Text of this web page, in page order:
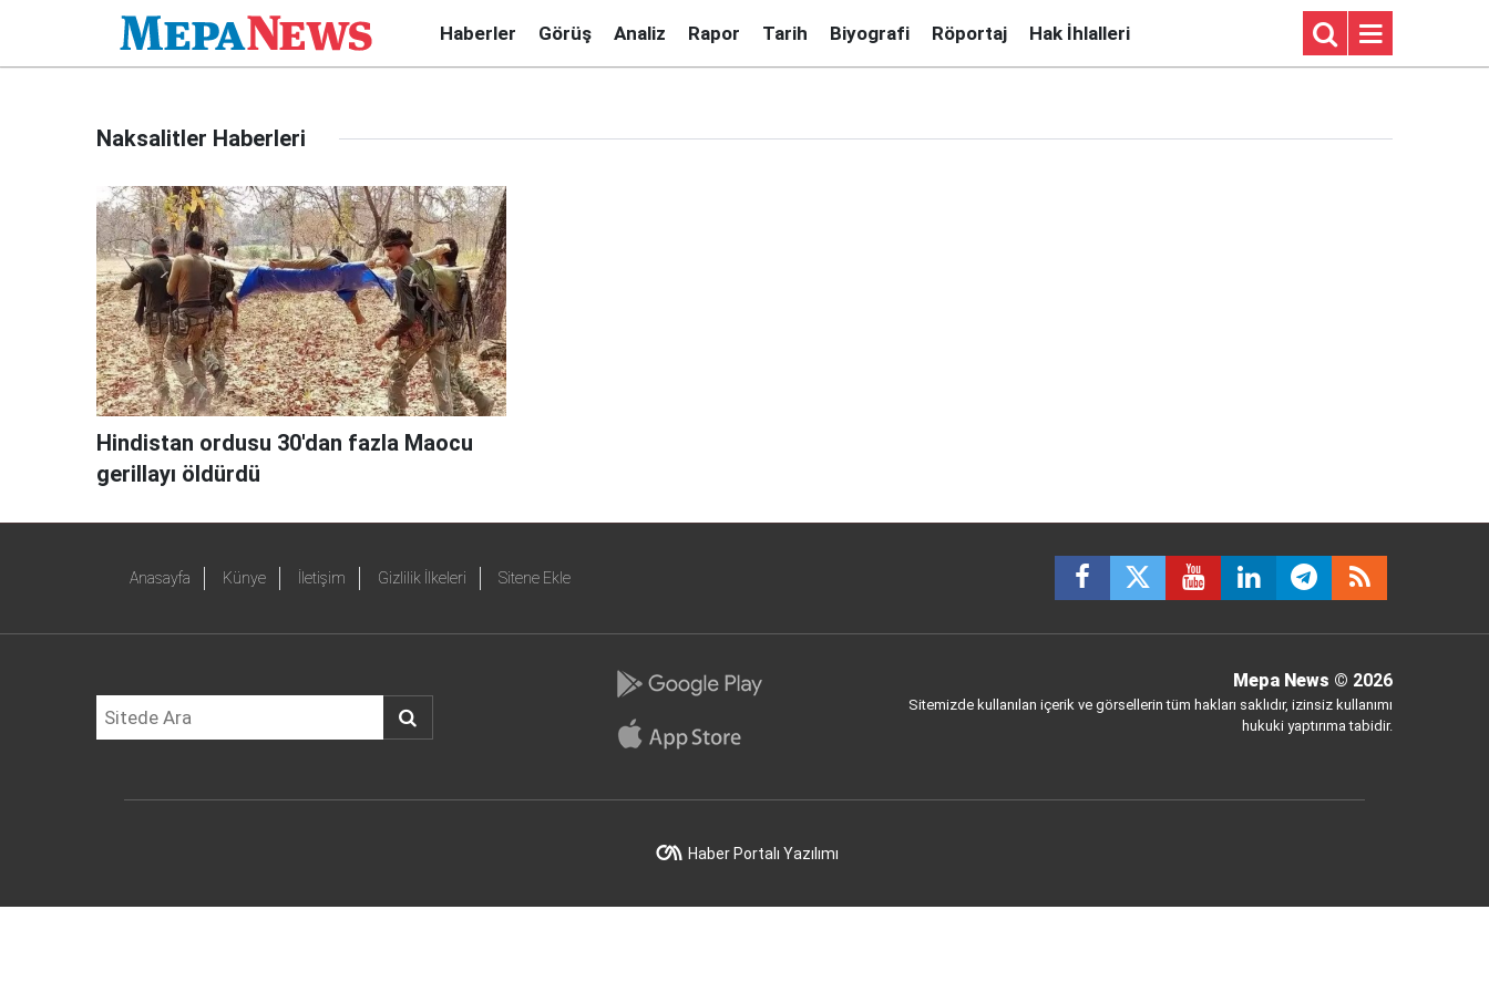
Haberler Görüş Analiz Rapor Tarih Biyografi Röportaj Hak İhlalleri
Naksalitler Haberleri
Hindistan ordusu 30'dan fazla Maocu
gerillayı öldürdü
Anasayfa Künye İletişim Gizlilik İlkeleri Sitene Ekle
Mepa News © 2026
Sitemizde kullanılan içerik ve görsellerin tüm hakları saklıdır, izinsiz kullanımı
hukuki yaptırıma tabidir.
Haber Portalı Yazılımı